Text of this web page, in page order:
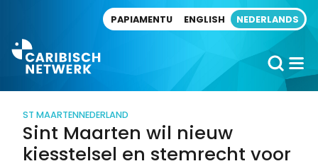
PAPIAMENTU ENGLISH NEDERLANDS
ST MAARTENNEDERLAND
Sint Maarten wil nieuw
kiesstelsel en stemrecht voor